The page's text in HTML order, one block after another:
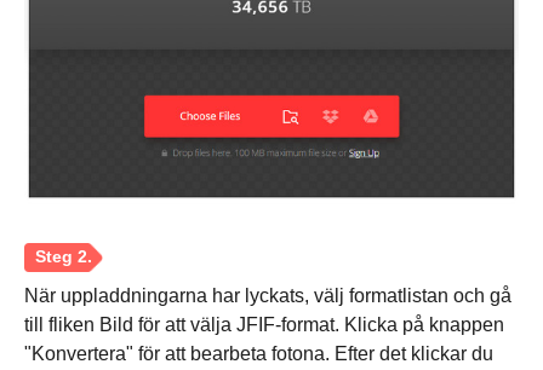
När uppladdningarna har lyckats, välj formatlistan och gå
till fliken Bild för att välja JFIF-format. Klicka på knappen
"Konvertera" för att bearbeta fotona. Efter det klickar du